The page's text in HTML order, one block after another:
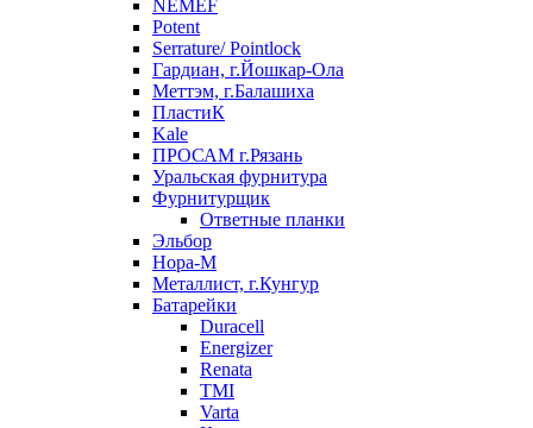
NEMEF
Potent
Serrature/ Pointlock
Гардиан, г.Йошкар-Ола
Меттэм, г.Балашиха
ПластиК
Kale
ПРОСАМ г.Рязань
Уральская фурнитура
Фурнитурщик
Ответные планки
Эльбор
Нора-М
Металлист, г.Кунгур
Батарейки
Duracell
Energizer
Renata
TMI
Varta